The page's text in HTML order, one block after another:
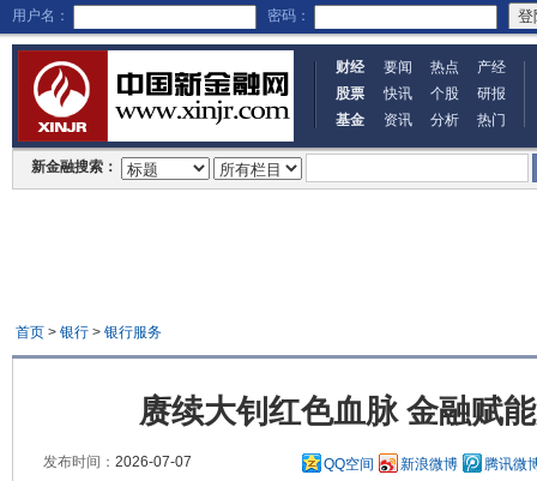
用户名： 密码：
财经 要闻 热点
产经
股票
快讯 个股
研报
基金
资讯 分析 热门
新金融搜索：
首页> 银行> 银行服务
赓续大钊红色血脉 金融赋
发布时间： 2026-07-07 QQ空间 新浪微博 腾讯微